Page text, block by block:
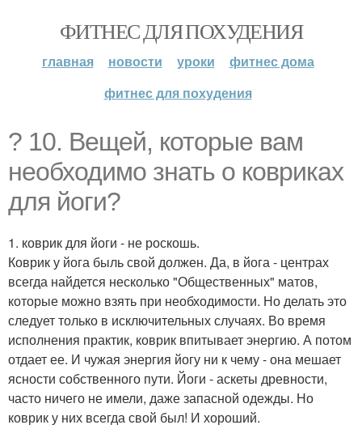
ФИТНЕС ДЛЯ ПОХУДЕНИЯ
главная новости уроки
фитнес дома
фитнес для похудения
? 10. Вещей, которые вам
необходимо знать о ковриках
для йоги?
1. коврик для йоги - не роскошь.
Коврик у йога быль свой должен. Да, в йога - центрах
всегда найдется несколько "Общественных" матов,
которые можно взять при необходимости. Но делать это
следует только в исключительных случаях. Во время
исполнения практик, коврик впитывает энергию. А потом
отдает ее. И чужая энергия йогу ни к чему - она мешает
ясности собственного пути. Йоги - аскеты древности,
часто ничего не имели, даже запасной одежды. Но
коврик у них всегда свой был! И хороший.